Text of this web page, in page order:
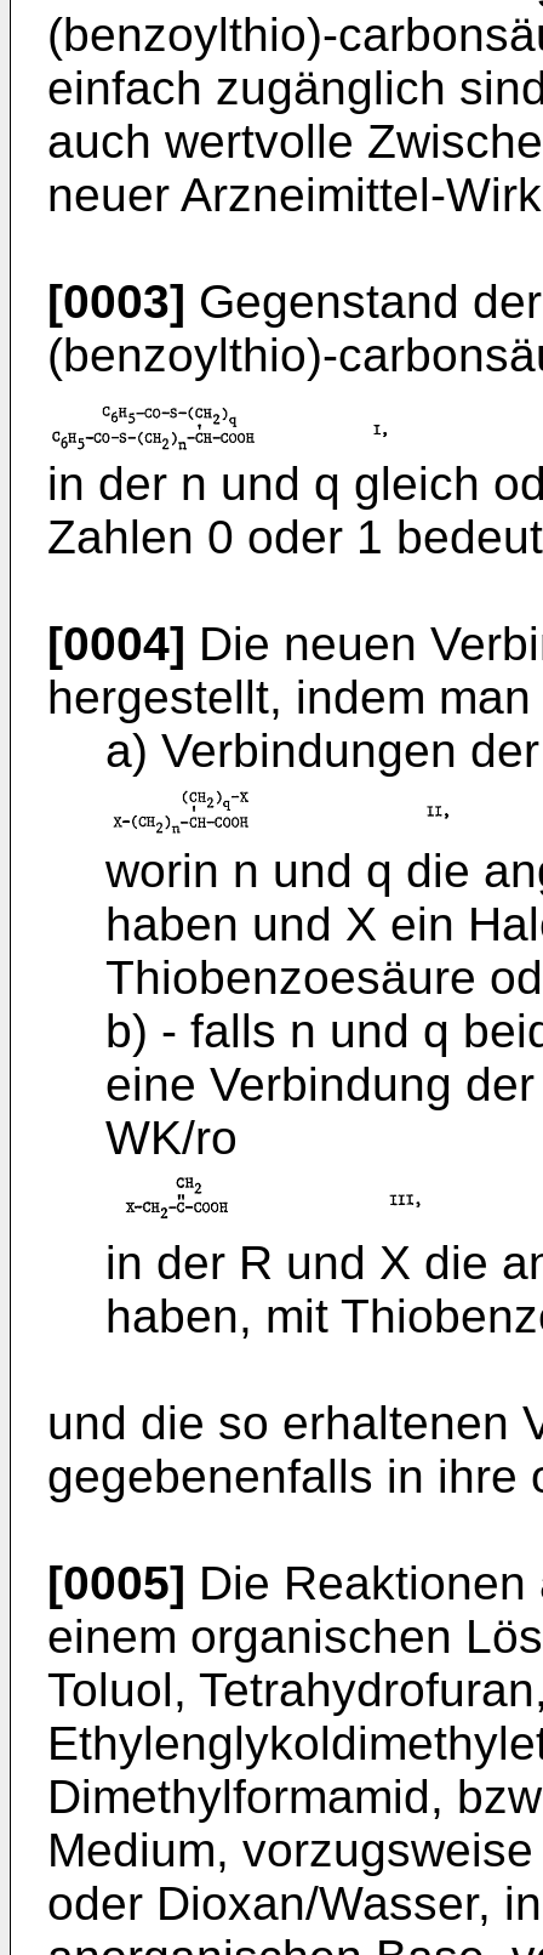
(benzoylthio)-
einfach zugänglich
auch wertvolle
neuer Arzneimittel-
[0003] Gegenstand
(benzoylthio)-
in der n und q gleich
Zahlen 0 oder 1
[0004] Die neuen
hergestellt, indem man
a) Verbindungen
worin n und q die
haben und X ein
Thiobenzoesäure
b) - falls n und q
eine Verbindung
WK/ro
in der R und X die
haben, mit
und die so erhaltenen
gegebenenfalls in ihre
[0005] Die
einem organischen
Toluol,
Dimethylformamid,
Medium,
oder Dioxan/Wasser,